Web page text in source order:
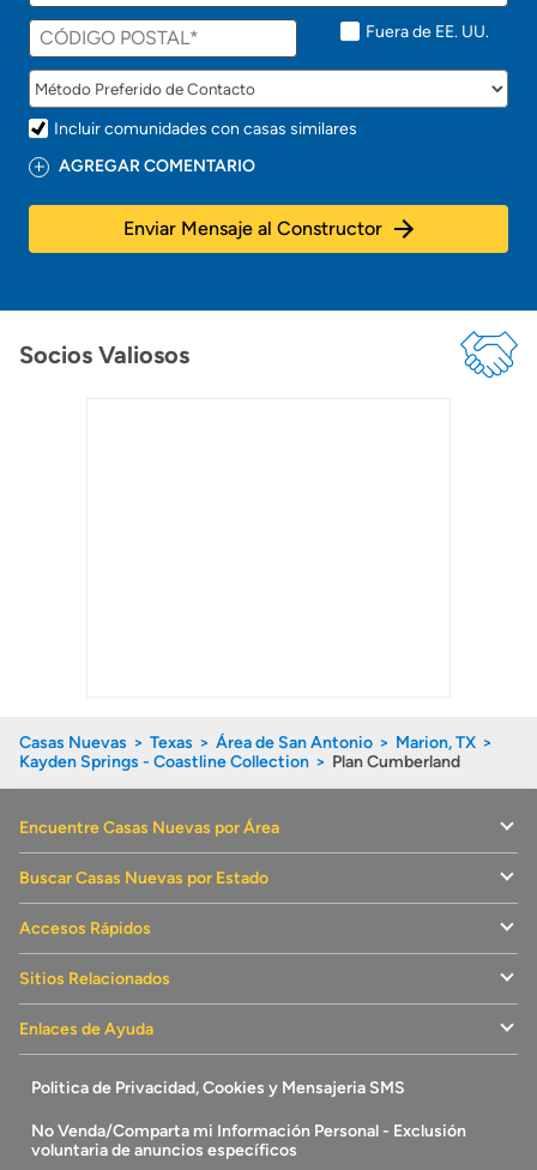
Fuera de EE. UU.
Incluir comunidades con casas similares
AGREGAR COMENTARIO
Enviar Mensaje al Constructor
Socios Valiosos
Casas Nuevas Texas Área de San Antonio
Marion, TX
Kayden Springs - Coastline Collection
Plan Cumberland
Encuentre Casas Nuevas por Área
Buscar Casas Nuevas por Estado
Accesos Rápidos
Sitios Relacionados
Enlaces de Ayuda
Politica de Privacidad, Cookies y Mensajeria SMS
No Venda/Comparta mi Información Personal - Exclusión
voluntaria de anuncios específicos